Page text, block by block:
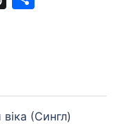
віка (Сингл)